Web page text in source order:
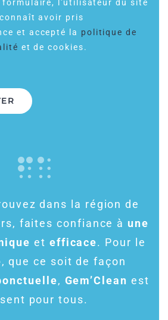
formulaire, l'utilisateur du site
avoir pris
et accepté la politique de
et de cookies.
dans la région de
faites confiance à une
et efficace. Pour le
, que ce soit de façon
, Gem’Clean est
pour tous.